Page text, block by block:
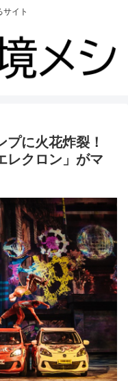
サイト
プに火花炸裂！
レクロン」がマ